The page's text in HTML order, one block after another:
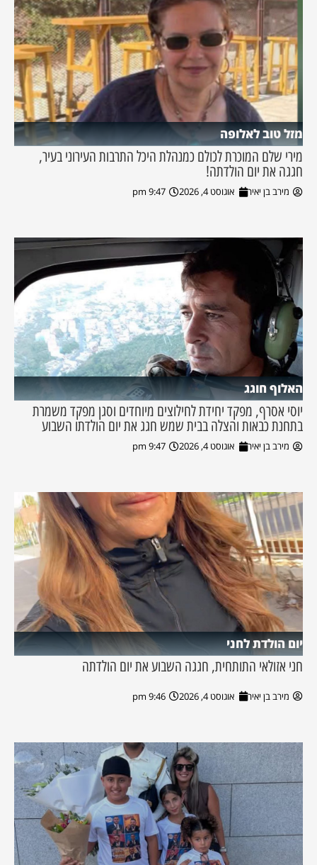
מזל טוב לאלופה
מירי שלם המוכרת לכולם כמנהלת היכל התרבות העירוני בעיר,
חגגה את יום הולדתה!
מירב בן יאיר אוגוסט 4, 2026 9:47 pm
האלוף חוגג
יוסי אסרף, מפקד יחידת לחילוצים מיוחדים וסגן מפקד משמרת
בתחנת כבאות והצלה בבית שמש חגג את יום הולדתו השבוע
מירב בן יאיר אוגוסט 4, 2026 9:47 pm
יום הולדת לחני
חני אזולאי התותחית, חגגה השבוע את יום הולדתה
מירב בן יאיר אוגוסט 4, 2026 9:46 pm